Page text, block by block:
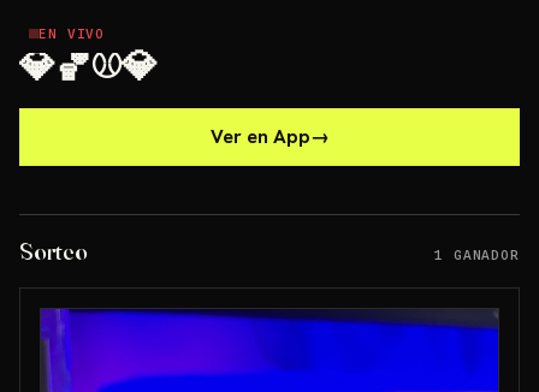
EN VIVO
EN VIVO
💎🏀⚾️💎
Ver en App→
Sorteo 1 GANADOR